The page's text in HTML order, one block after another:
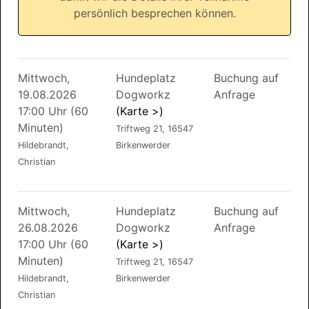
persönlich besprechen können.
Mittwoch,
19.08.2026
17:00 Uhr (60
Minuten)
Hildebrandt,
Christian
Hundeplatz
Dogworkz
(Karte >)
Triftweg 21, 16547
Birkenwerder
Buchung auf
Anfrage
Mittwoch,
26.08.2026
17:00 Uhr (60
Minuten)
Hildebrandt,
Christian
Hundeplatz
Dogworkz
(Karte >)
Triftweg 21, 16547
Birkenwerder
Buchung auf
Anfrage